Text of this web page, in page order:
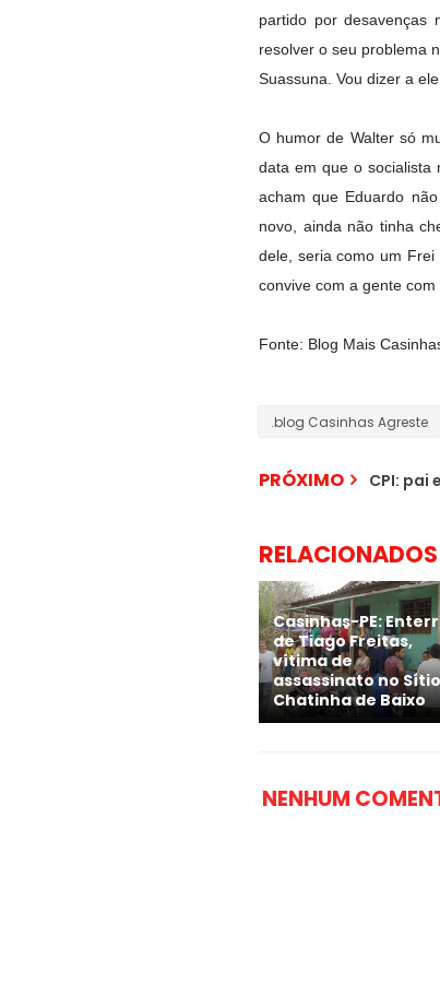
partido por desavenças
resolver o seu problema
Suassuna. Vou dizer a
O humor de Walter só
data em que o socialista
acham que Eduardo
novo, ainda não tinha
dele, seria como um
convive com a gente
Fonte: Blog Mais
.blog Casinhas Agreste
PRÓXIMO CPI: pai
RELACIONADOS
Casinhas-PE:
de Tiago Freitas,
vítima de
assassinato no Sítio
Chatinha de Baixo
NENHUM